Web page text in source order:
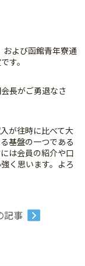
よび函館青年寮通
す。
長がご勇退なさ
が往時に比べて大
基盤の一つである
は会員の紹介や口
く思います。よろ
記事